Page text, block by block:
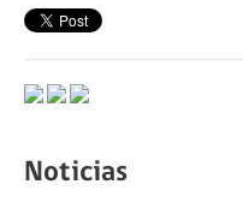
Noticias